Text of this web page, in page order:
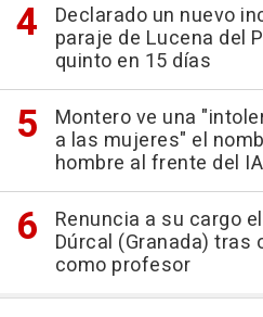
Declarado un nuevo
paraje de Lucena del
quinto en 15 días
Montero ve una
a las mujeres" el
hombre al frente del
Renuncia a su cargo
Dúrcal (Granada) tras
como profesor